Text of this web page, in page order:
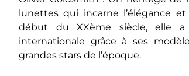
lunettes qui incarne l’élégance
début du XXème siècle, elle a
internationale grâce à ses
grandes stars de l’époque.